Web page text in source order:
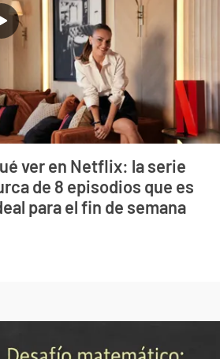
ver en Netflix: la serie
de 8 episodios que es
para el fin de semana